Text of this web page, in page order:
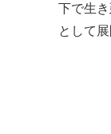
下で生
として展